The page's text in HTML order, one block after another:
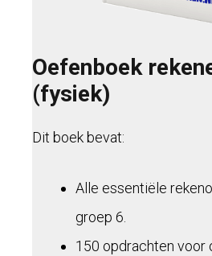
Oefenboek
(fysiek)
Dit boek bevat:
Alle essentiële
groep 6.
150 opdrachten voor